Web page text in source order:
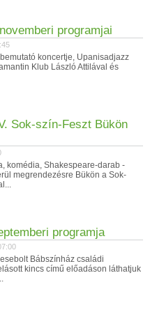
programjai
koncertje, Upanisadjazz
Klub László Attilával és
Sok-szín-Feszt Bükön
komédia, Shakespeare-darab -
megrendezésre Bükön a Sok-
programja
Bábszínház családi
kincs című előadáson láthatjuk